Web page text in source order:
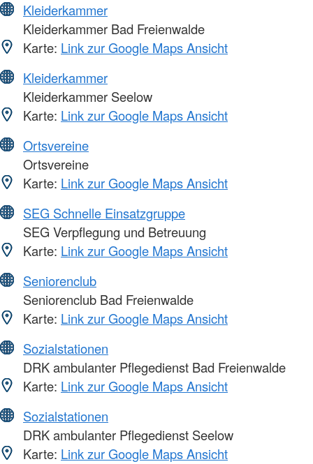
Kleiderkammer
Kleiderkammer Bad Freienwalde
Karte: Link zur Google Maps Ansicht
Kleiderkammer
Kleiderkammer Seelow
Karte: Link zur Google Maps Ansicht
Ortsvereine
Ortsvereine
Karte: Link zur Google Maps Ansicht
SEG Schnelle Einsatzgruppe
SEG Verpflegung und Betreuung
Karte: Link zur Google Maps Ansicht
Seniorenclub
Seniorenclub Bad Freienwalde
Karte: Link zur Google Maps Ansicht
Sozialstationen
DRK ambulanter Pflegedienst Bad Freienwalde
Karte: Link zur Google Maps Ansicht
Sozialstationen
DRK ambulanter Pflegedienst Seelow
Karte: Link zur Google Maps Ansicht